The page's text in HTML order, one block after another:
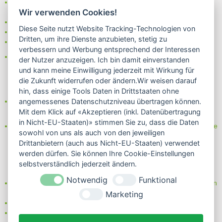
auswählen:
- Rechnung
- Lastschrift/Bankeinzug
Das Internetsiegel "GEPRÜFTER SHOP – Sicher einkaufen":
Partner von:
Wine in Moderation - bewußt genießen
Erfahren Sie mehr über Biowein in unserem Blog oder Folgen Sie
uns!
Blog
Facebook
Instagram
Neben einem ausgesuchten Sortiment an Biowein, Biospirituosen
und Biofeinkost bieten wir Ihnen u.a. folgende
nur 5,79 EUR Versand (DE)
Wir verwenden Cookies!
Diese Seite nutzt Website Tracking-Technologien von
Dritten, um ihre Dienste anzubieten, stetig zu
verbessern und Werbung entsprechend der Interessen
der Nutzer anzuzeigen. Ich bin damit einverstanden
und kann meine Einwilligung jederzeit mit Wirkung für
die Zukunft widerrufen oder ändern.Wir weisen darauf
hin, dass einige Tools Daten in Drittstaaten ohne
angemessenes Datenschutzniveau übertragen können.
Mit dem Klick auf «Akzeptieren (inkl. Datenübertragung
in Nicht-EU-Staaten)» stimmen Sie zu, dass die Daten
sowohl von uns als auch von den jeweiligen
Drittanbietern (auch aus Nicht-EU-Staaten) verwendet
werden dürfen. Sie können Ihre Cookie-Einstellungen
selbstverständlich jederzeit ändern.
Notwendig
Funktional
Marketing